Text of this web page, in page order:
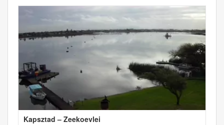
Kapsztad – Zeekoevlei